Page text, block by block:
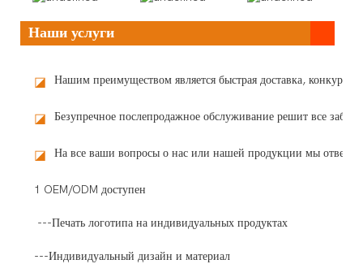
Наши услуги
◪ Нашим преимуществом является быстрая доставка,
◪ Безупречное послепродажное обслуживание решит все
◪ На все ваши вопросы о нас или нашей продукции мы
1 OEM/ODM доступен
---Печать логотипа на индивидуальных продуктах
---Индивидуальный дизайн и материал